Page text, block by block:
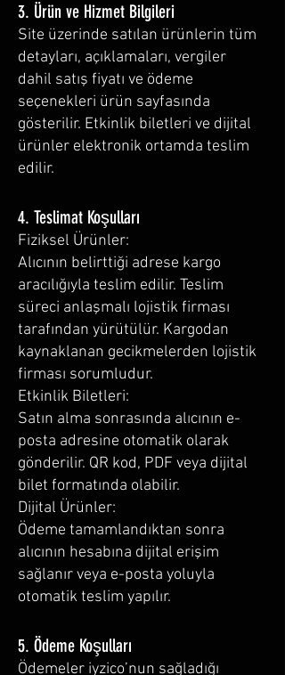
3. Ürün ve Hizmet Bilgileri
Site üzerinde satılan ürünlerin tüm
detayları, açıklamaları, vergiler
dahil satış fiyatı ve ödeme
seçenekleri ürün sayfasında
gösterilir. Etkinlik biletleri ve dijital
ürünler elektronik ortamda teslim
edilir.
4. Teslimat Koşulları
Fiziksel Ürünler:
Alıcının belirttiği adrese kargo
aracılığıyla teslim edilir. Teslim
süreci anlaşmalı lojistik firması
tarafından yürütülür. Kargodan
kaynaklanan gecikmelerden lojistik
firması sorumludur.
Etkinlik Biletleri:
Satın alma sonrasında alıcının e-
posta adresine otomatik olarak
gönderilir. QR kod, PDF veya dijital
bilet formatında olabilir.
Dijital Ürünler:
Ödeme tamamlandıktan sonra
alıcının hesabına dijital erişim
sağlanır veya e-posta yoluyla
otomatik teslim yapılır.
5. Ödeme Koşulları
Ödemeler iyzico’nun sağladığı